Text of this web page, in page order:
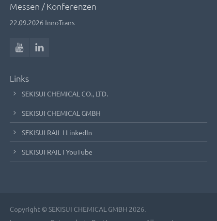
Messen / Konferenzen
22.09.2026 InnoTrans
Links
SEKISUI CHEMICAL CO., LTD.
SEKISUI CHEMICAL GMBH
SEKISUI RAIL I LinkedIn
SEKISUI RAIL I YouTube
Copyright © SEKISUI CHEMICAL GMBH 2026.